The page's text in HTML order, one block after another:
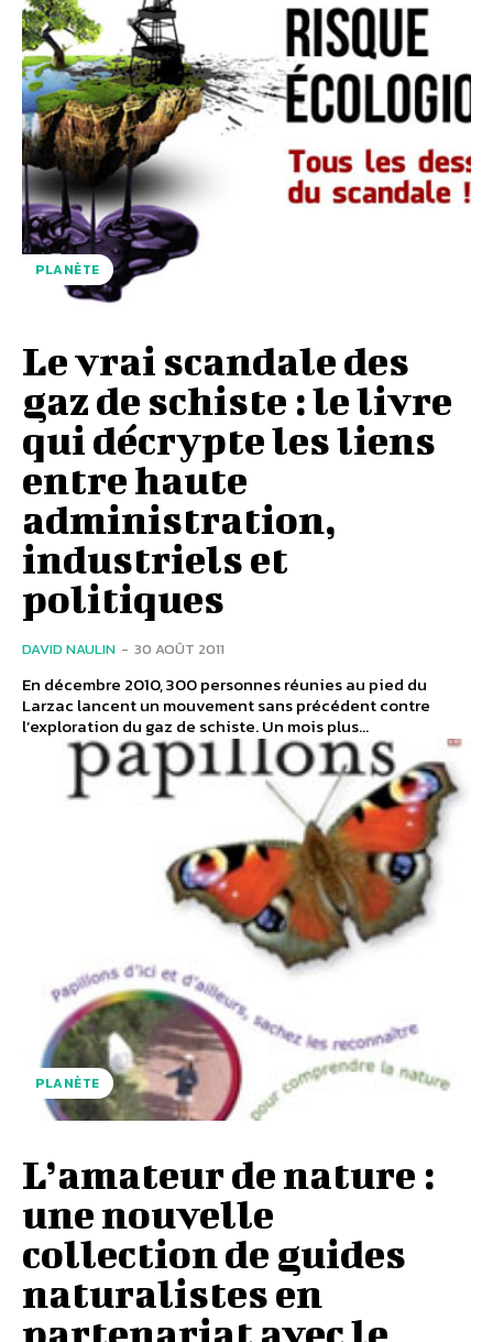
PLANÈTE
Le vrai scandale des
gaz de schiste : le livre
qui décrypte les liens
entre haute
administration,
industriels et
politiques
DAVID NAULIN - 30 AOÛT 2011
En décembre 2010, 300 personnes réunies au pied du
Larzac lancent un mouvement sans précédent contre
l’exploration du gaz de schiste. Un mois plus...
PLANÈTE
L’amateur de nature :
une nouvelle
collection de guides
naturalistes en
partenariat avec le